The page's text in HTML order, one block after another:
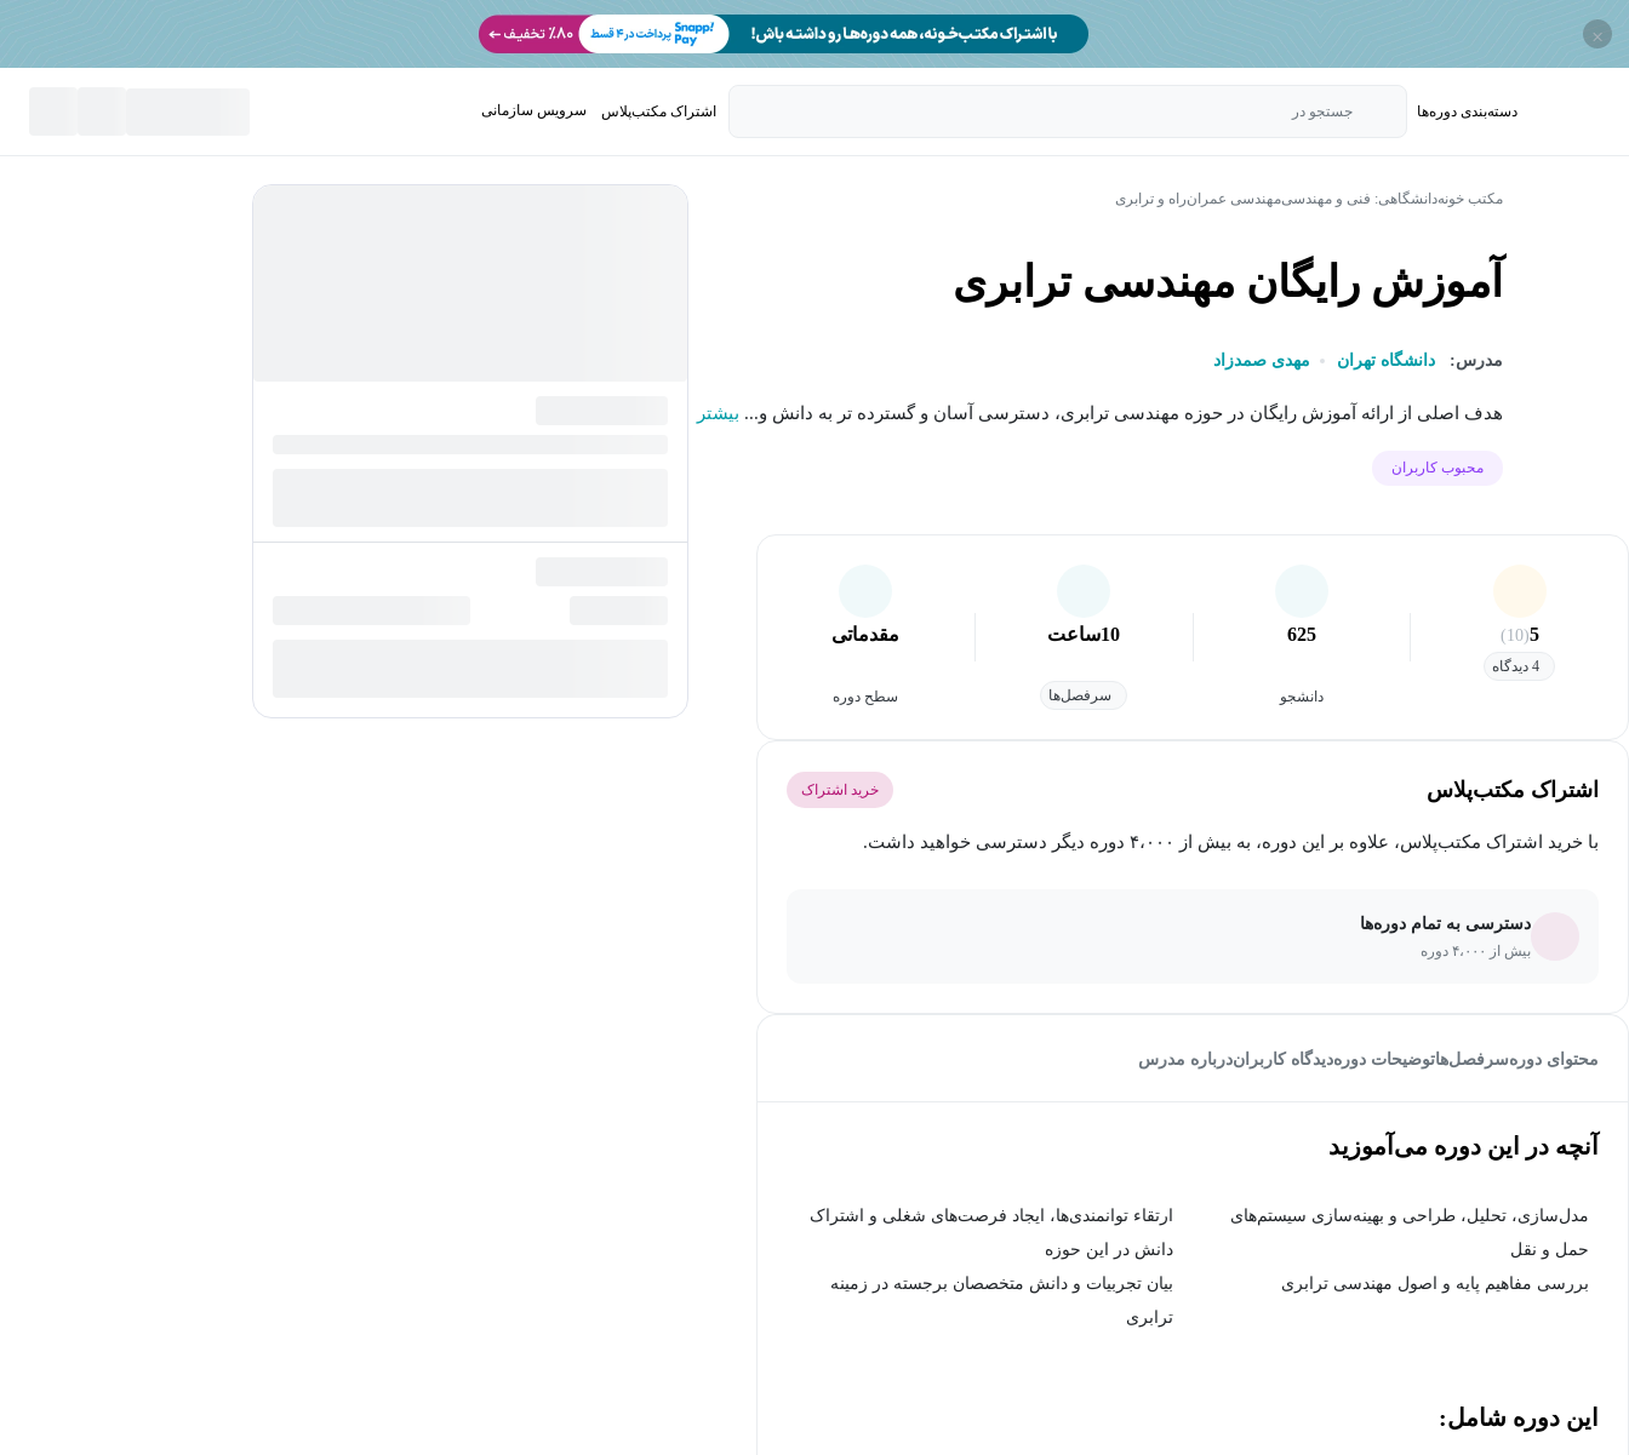
×
دسته‌بندی‌ دوره‌ها جستجو در اشتراک مکتب‌پلاس سرویس سازمانی
مکتب خونهدانشگاهی: فنی و مهندسیمهندسی عمرانراه و ترابری
آموزش رایگان مهندسی ترابری
مدرس: دانشگاه تهران مهدی صمدزاد
هدف اصلی از ارائه آموزش رایگان در حوزه مهندسی ترابری، دسترسی آسان و گسترده تر به دانش و... بیشتر
محبوب کاربران
5
(10)
4 دیدگاه
625
دانشجو
10ساعت
سرفصل‌ها
مقدماتی
سطح دوره
اشتراک مکتب‌پلاس خرید اشتراک
با خرید اشتراک مکتب‌پلاس، علاوه بر این دوره، به بیش از ۴،۰۰۰ دوره دیگر دسترسی خواهید داشت.
دسترسی به تمام دوره‌ها
بیش از ۴،۰۰۰ دوره
محتوای دورهسرفصل‌هاتوضیحات دورهدیدگاه کاربراندرباره مدرس
آنچه در این دوره می‌آموزید
مدل‌سازی، تحلیل، طراحی و بهینه‌سازی سیستم‌های
حمل و نقل
ارتقاء توانمندی‌ها، ایجاد فرصت‌های شغلی و اشتراک
دانش در این حوزه
بررسی مفاهیم پایه و اصول مهندسی ترابری
بیان تجربیات و دانش متخصصان برجسته در زمینه
ترابری
این دوره شامل: